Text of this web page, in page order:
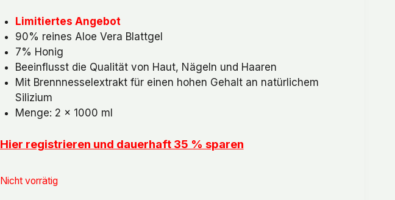
war:
€91,58
ist:
Limitiertes Angebot
90% reines Aloe Vera Blattgel
7% Honig
Beeinflusst die Qualität von Haut, Nägeln und Haaren
Mit Brennnesselextrakt für einen hohen Gehalt an natürlichem
Silizium
Menge: 2 x 1000 ml
Hier registrieren und dauerhaft 35 % sparen
Nicht vorrätig